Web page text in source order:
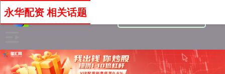
永华配资 相关话题